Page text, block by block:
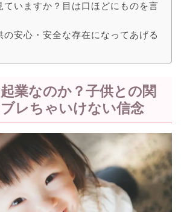
ていますか？目は口ほどにものを言
の安心・安全な存在になってあげる
業なのか？子供との関
レちゃいけない信念